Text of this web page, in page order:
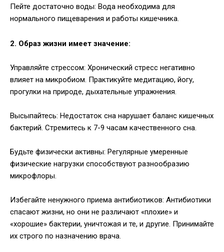
Пейте достаточно воды: Вода необходима для
нормального пищеварения и работы кишечника.
2. Образ жизни имеет значение:
Управляйте стрессом: Хронический стресс негативно
влияет на микробиом. Практикуйте медитацию, йогу,
прогулки на природе, дыхательные упражнения.
Высыпайтесь: Недостаток сна нарушает баланс кишечных
бактерий. Стремитесь к 7-9 часам качественного сна.
Будьте физически активны: Регулярные умеренные
физические нагрузки способствуют разнообразию
микрофлоры.
Избегайте ненужного приема антибиотиков: Антибиотики
спасают жизни, но они не различают «плохие» и
«хорошие» бактерии, уничтожая и те, и другие. Принимайте
их строго по назначению врача.